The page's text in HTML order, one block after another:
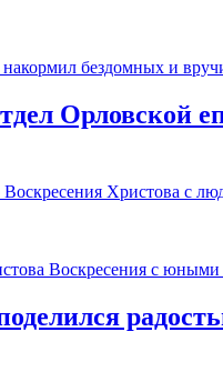
Орловской
Христова с